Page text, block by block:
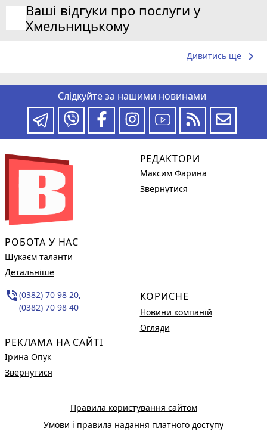
Ваші відгуки про послуги у
Хмельницькому
Дивитись ще keyboard_arrow_right
Слідкуйте за нашими новинами
РОБОТА У НАС
Шукаєм таланти
Детальніше
phone_in_talk(0382) 70 98 20,
(0382) 70 98 40
РЕКЛАМА НА САЙТІ
Ірина Опук
Звернутися
РЕДАКТОРИ
Максим Фарина
Звернутися
КОРИСНЕ
Новини компаній
Огляди
Правила користування сайтом
Умови і правила надання платного доступу